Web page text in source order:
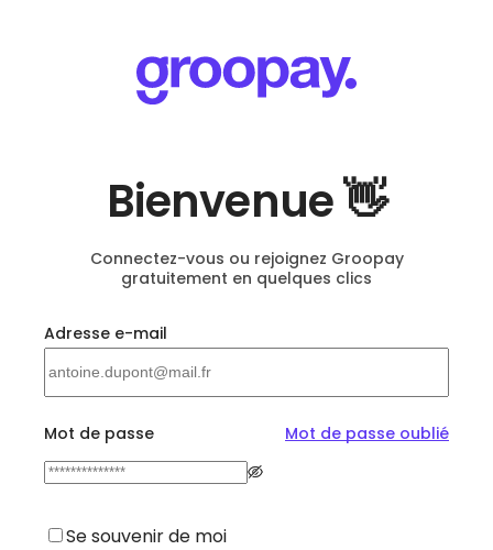
Bienvenue 👋
Connectez-vous ou rejoignez Groopay
gratuitement en quelques clics
Adresse e-mail
Mot de passe Mot de passe oublié
Se souvenir de moi